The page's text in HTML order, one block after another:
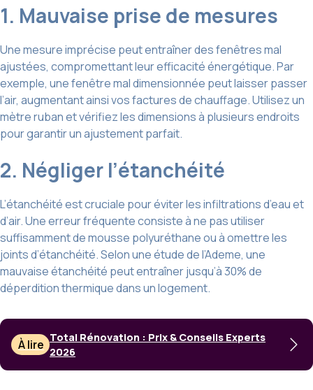
1. Mauvaise prise de mesures
Une mesure imprécise peut entraîner des fenêtres mal
ajustées, compromettant leur efficacité énergétique. Par
exemple, une fenêtre mal dimensionnée peut laisser passer
l’air, augmentant ainsi vos factures de chauffage. Utilisez un
mètre ruban et vérifiez les dimensions à plusieurs endroits
pour garantir un ajustement parfait.
2. Négliger l’étanchéité
L’étanchéité est cruciale pour éviter les infiltrations d’eau et
d’air. Une erreur fréquente consiste à ne pas utiliser
suffisamment de mousse polyuréthane ou à omettre les
joints d’étanchéité. Selon une étude de l’Ademe, une
mauvaise étanchéité peut entraîner jusqu’à 30% de
déperdition thermique dans un logement.
À lire Total Rénovation : Prix & Conseils Experts
2026